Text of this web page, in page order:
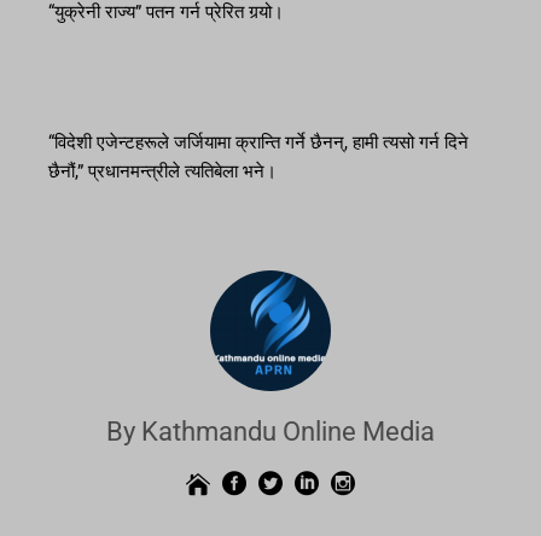
“युक्रेनी राज्य” पतन गर्न प्रेरित गर्‍यो।
“विदेशी एजेन्टहरूले जर्जियामा क्रान्ति गर्ने छैनन्, हामी त्यसो गर्न दिने
छैनौं,” प्रधानमन्त्रीले त्यतिबेला भने।
By Kathmandu Online Media